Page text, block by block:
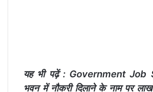
यह भी पढ़ें : Government Job
भवन में नौकरी दिलाने के नाम पर